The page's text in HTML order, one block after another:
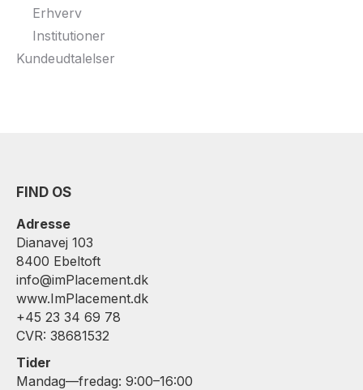
Erhverv
Institutioner
Kundeudtalelser
FIND OS
Adresse
Dianavej 103
8400 Ebeltoft
info@imPlacement.dk
www.ImPlacement.dk
+45 23 34 69 78
CVR: 38681532
Tider
Mandag—fredag: 9:00–16:00